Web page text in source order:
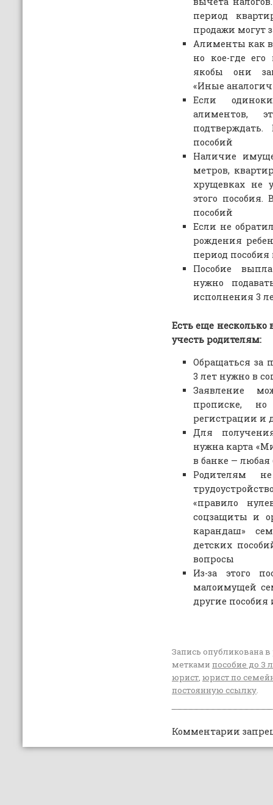
период
продажи могут
Алименты как
но кое-где
якобы они
«Иные
Если
алиментов,
пособий
Наличие
метров,
хрущевках не
этого
пособий
Если не
рождения
период
Пособие
нужно
исполнения 3
Есть еще
учесть родителям:
Обращаться за
3 лет нужно в
Заявление
прописке,
регистрации и
Для
нужна карта
в банке — любая
Родителям не
«правило
соцзащиты и
карандаш»
детских
вопросы
Из-за этого
малоимущей
другие пособия
Запись опубликована
метками пособие до 3
юрист, юрист по
постоянную ссылку.
Комментарии